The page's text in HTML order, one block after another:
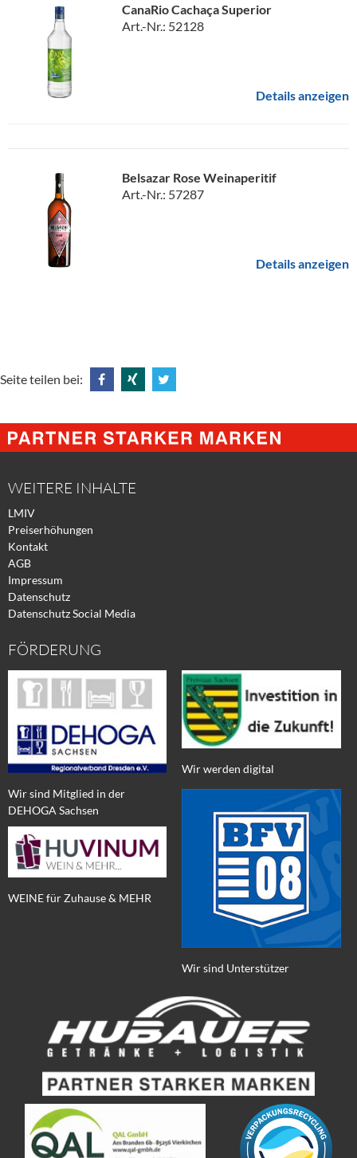
CanaRio Cachaça Superior
Art.-Nr.: 52128
Details anzeigen
Belsazar Rose Weinaperitif
Art.-Nr.: 57287
Details anzeigen
Seite teilen bei:
@
Facebook
@
Xing
@
Twitter
WEITERE INHALTE
LMIV
Preiserhöhungen
Kontakt
AGB
Impressum
Datenschutz
Datenschutz Social Media
FÖRDERUNG
Wir sind Mitglied in der
DEHOGA Sachsen
WEINE für Zuhause & MEHR
Wir werden digital
Wir sind Unterstützer